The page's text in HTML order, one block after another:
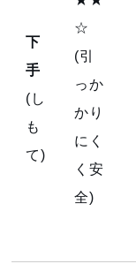
下
手
(し
も
て)
☆
(引
っか
かり
にく
く安
全)